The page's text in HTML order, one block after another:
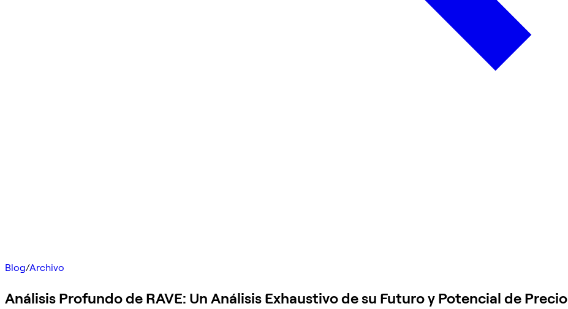
Blog/Archivo
Análisis Profundo de RAVE: Un Análisis Exhaustivo de su Futuro y Potencial de Precio